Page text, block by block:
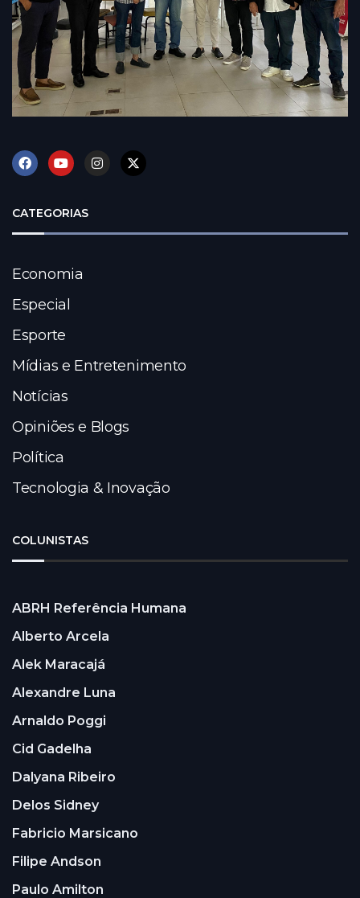
CATEGORIAS
Economia
Especial
Esporte
Mídias e Entretenimento
Notícias
Opiniões e Blogs
Política
Tecnologia & Inovação
COLUNISTAS
ABRH Referência Humana
Alberto Arcela
Alek Maracajá
Alexandre Luna
Arnaldo Poggi
Cid Gadelha
Dalyana Ribeiro
Delos Sidney
Fabricio Marsicano
Filipe Andson
Paulo Amilton